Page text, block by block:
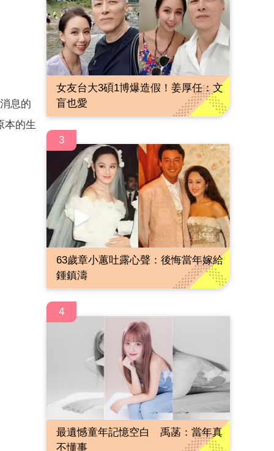
息的
本的生
女友台大3碩1博爆造假！姜厚任：文
盲也愛
3
63歲章小蕙吐露心聲：後悔當年嫁給
鍾鎮濤
4
最遺憾童年記憶空白 禹菡：當年真
不懂事